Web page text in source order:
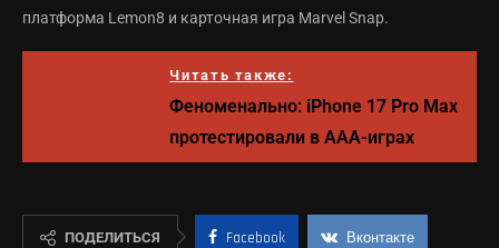
платформа Lemon8 и карточная игра Marvel Snap.
Читать также:
Феноменально: iPhone 17 Pro Max
протестировали в AAA-играх
ПОДЕЛИТЬСЯ Facebook Вконтакте